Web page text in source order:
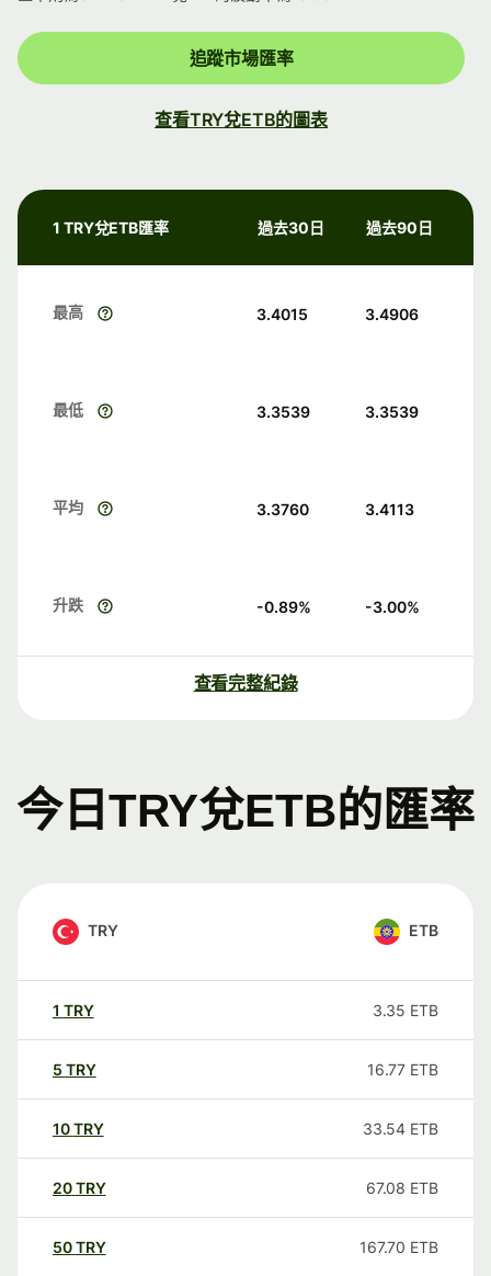
追蹤市場匯率
查看TRY兌ETB的圖表
1 TRY兌ETB匯率 過去30日 過去90日
最高 3.4015 3.4906
最低 3.3539 3.3539
平均 3.3760 3.4113
升跌 -0.89% -3.00%
查看完整紀錄
今日TRY兌ETB的匯率
TRY ETB
1 TRY 3.35 ETB
5 TRY 16.77 ETB
10TRY 33.54 ETB
20TRY 67.08 ETB
50TRY 167.70 ETB